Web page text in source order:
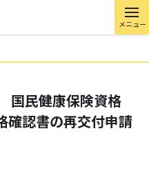
メニュー
国民健康保険資格
確認書の再交付申請